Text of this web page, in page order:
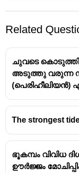
Related
ചുവടെ
അടുത്തു വരുന്ന
(പെരിഹീലിയൻ)
The strongest
ഭൂകമ്പം വിവിധ
ഊർജ്ജം